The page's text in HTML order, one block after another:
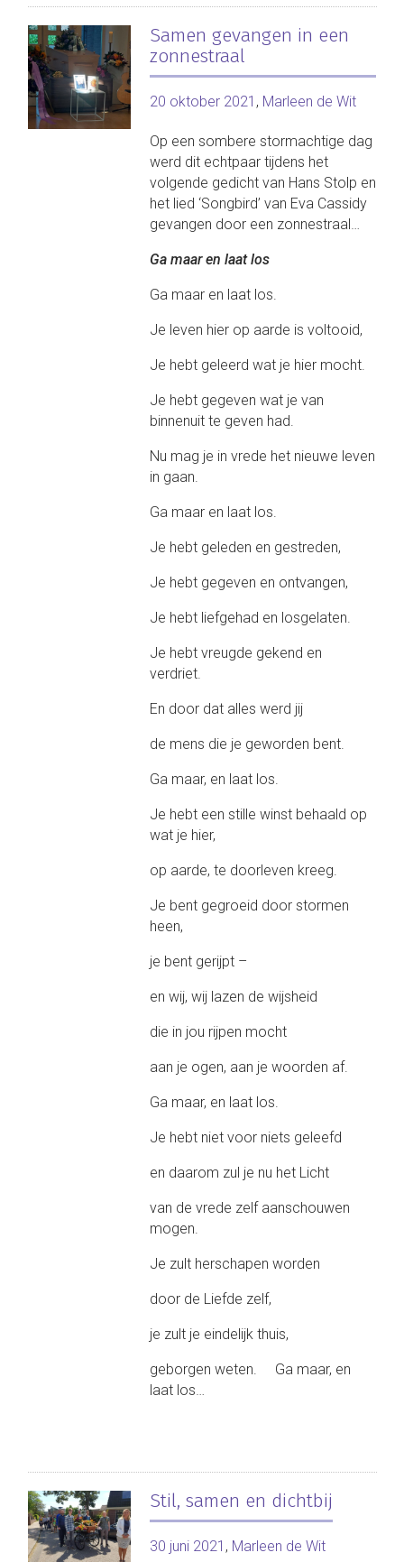
Samen gevangen in een
zonnestraal
20 oktober 2021 , Marleen de Wit
Op een sombere stormachtige dag
werd dit echtpaar tijdens het
volgende gedicht van Hans Stolp en
het lied ‘Songbird’ van Eva Cassidy
gevangen door een zonnestraal…
Ga maar en laat los
Ga maar en laat los.
Je leven hier op aarde is voltooid,
Je hebt geleerd wat je hier mocht.
Je hebt gegeven wat je van
binnenuit te geven had.
Nu mag je in vrede het nieuwe leven
in gaan.
Ga maar en laat los.
Je hebt geleden en gestreden,
Je hebt gegeven en ontvangen,
Je hebt liefgehad en losgelaten.
Je hebt vreugde gekend en
verdriet.
En door dat alles werd jij
de mens die je geworden bent.
Ga maar, en laat los.
Je hebt een stille winst behaald op
wat je hier,
op aarde, te doorleven kreeg.
Je bent gegroeid door stormen
heen,
je bent gerijpt –
en wij, wij lazen de wijsheid
die in jou rijpen mocht
aan je ogen, aan je woorden af.
Ga maar, en laat los.
Je hebt niet voor niets geleefd
en daarom zul je nu het Licht
van de vrede zelf aanschouwen
mogen.
Je zult herschapen worden
door de Liefde zelf,
je zult je eindelijk thuis,
geborgen weten. Ga maar, en
laat los…
Stil, samen en dichtbij
30 juni 2021 , Marleen de Wit